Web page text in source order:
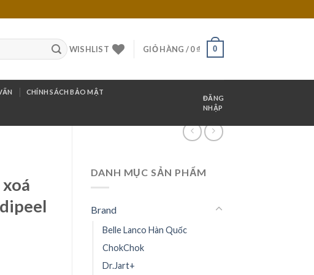
WISHLIST GIỎ HÀNG /0₫ 0
CHÍNH SÁCH BẢO MẬT
ĐĂNG
NHẬP
DANH MỤC SẢN PHẨM
Brand
Belle Lanco Hàn Quốc
ChokChok
Dr.Jart+